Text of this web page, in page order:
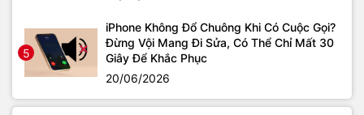
5
iPhone Không Đổ Chuông Khi Có Cuộc Gọi?
Đừng Vội Mang Đi Sửa, Có Thể Chỉ Mất 30
Giây Để Khắc Phục
20/06/2026